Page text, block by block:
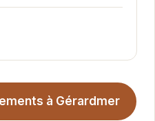
à Gérardmer